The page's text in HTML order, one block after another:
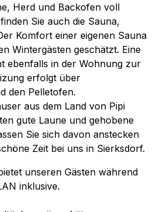
Herd und Backofen voll
Sie auch die Sauna,
Komfort einer eigenen Sauna
Wintergästen geschätzt. Eine
ebenfalls in der Wohnung zur
erfolgt über
den Pelletofen.
aus dem Land von Pipi
gute Laune und gehobene
Sie sich davon anstecken
Zeit bei uns in Sierksdorf.
unseren Gästen während
inklusive.